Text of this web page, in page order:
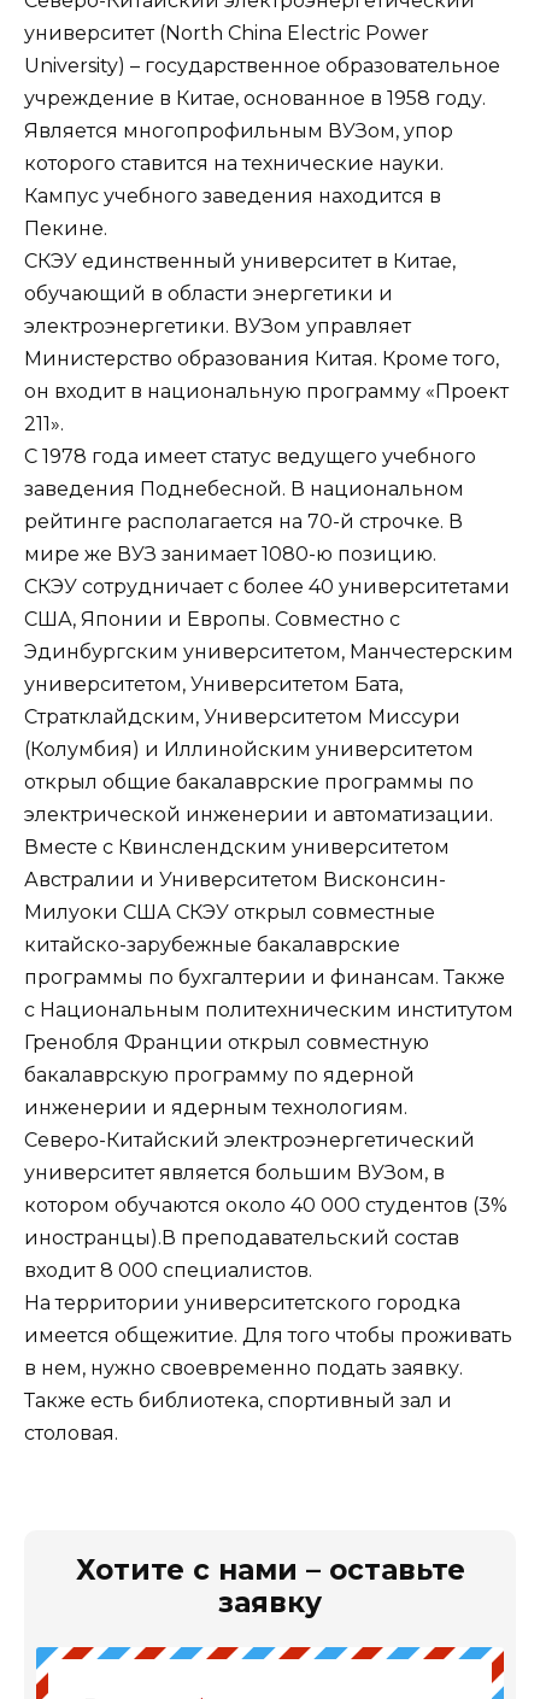
университет (North China Electric Power
University) – государственное образовательное
учреждение в Китае, основанное в 1958 году.
Является многопрофильным ВУЗом, упор
которого ставится на технические науки.
Кампус учебного заведения находится в
Пекине.
СКЭУ единственный университет в Китае,
обучающий в области энергетики и
электроэнергетики. ВУЗом управляет
Министерство образования Китая. Кроме того,
он входит в национальную программу «Проект
211».
С 1978 года имеет статус ведущего учебного
заведения Поднебесной. В национальном
рейтинге располагается на 70-й строчке. В
мире же ВУЗ занимает 1080-ю позицию.
СКЭУ сотрудничает с более 40 университетами
США, Японии и Европы. Совместно с
Эдинбургским университетом, Манчестерским
университетом, Университетом Бата,
Стратклайдским, Университетом Миссури
(Колумбия) и Иллинойским университетом
открыл общие бакалаврские программы по
электрической инженерии и автоматизации.
Вместе с Квинслендским университетом
Австралии и Университетом Висконсин-
Милуоки США СКЭУ открыл совместные
китайско-зарубежные бакалаврские
программы по бухгалтерии и финансам. Также
с Национальным политехническим институтом
Гренобля Франции открыл совместную
бакалаврскую программу по ядерной
инженерии и ядерным технологиям.
Северо-Китайский электроэнергетический
университет является большим ВУЗом, в
котором обучаются около 40 000 студентов (3%
иностранцы).В преподавательский состав
входит 8 000 специалистов.
На территории университетского городка
имеется общежитие. Для того чтобы проживать
в нем, нужно своевременно подать заявку.
Также есть библиотека, спортивный зал и
столовая.
Хотите с нами – оставьте
заявку